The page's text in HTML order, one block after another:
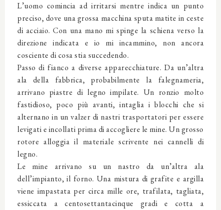
L’uomo comincia ad irritarsi mentre indica un punto
preciso, dove una grossa macchina sputa matite in ceste
di acciaio. Con una mano mi spinge la schiena verso la
direzione indicata e io mi incammino, non ancora
cosciente di cosa stia succedendo.
Passo di fianco a diverse apparecchiature. Da un’altra
ala della fabbrica, probabilmente la falegnameria,
arrivano piastre di legno impilate. Un ronzio molto
fastidioso, poco più avanti, intaglia i blocchi che si
alternano in un valzer di nastri trasportatori per essere
levigati e incollati prima di accogliere le mine. Un grosso
rotore alloggia il materiale scrivente nei cannelli di
legno.
Le mine arrivano su un nastro da un’altra ala
dell’impianto, il forno. Una mistura di grafite e argilla
viene impastata per circa mille ore, trafilata, tagliata,
essiccata a centosettantacinque gradi e cotta a